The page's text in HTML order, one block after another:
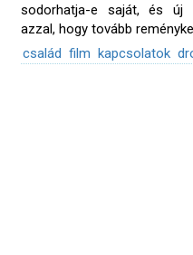
sodorhatja-e saját, és új
azzal, hogy tovább
család film kapcsolatok